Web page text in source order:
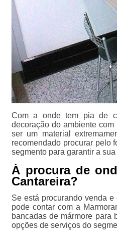
Com a onde tem pia de
decoração do ambiente
ser um material
recomendado procurar pelo
segmento para garantir a
À procura de
Cantareira?
Se está procurando venda
pode contar com a
bancadas de mármore para
opções de serviços do